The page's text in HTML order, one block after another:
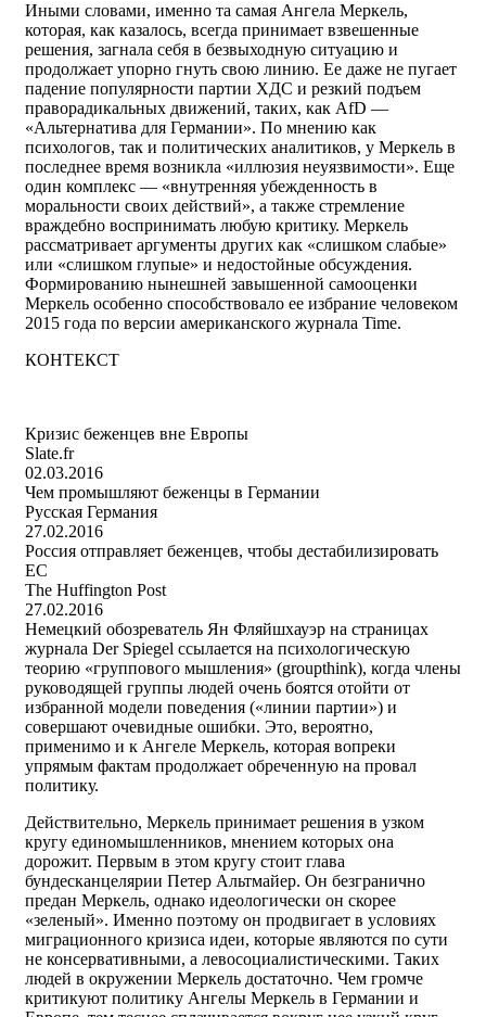
Иными словами, именно та самая Ангела Меркель,
которая, как казалось, всегда принимает взвешенные
решения, загнала себя в безвыходную ситуацию и
продолжает упорно гнуть свою линию. Ее даже не пугает
падение популярности партии ХДС и резкий подъем
праворадикальных движений, таких, как AfD —
«Альтернатива для Германии». По мнению как
психологов, так и политических аналитиков, у Меркель в
последнее время возникла «иллюзия неуязвимости». Еще
один комплекс — «внутренняя убежденность в
моральности своих действий», а также стремление
враждебно воспринимать любую критику. Меркель
рассматривает аргументы других как «слишком слабые»
или «слишком глупые» и недостойные обсуждения.
Формированию нынешней завышенной самооценки
Меркель особенно способствовало ее избрание человеком
2015 года по версии американского журнала Time.
КОНТЕКСТ
Кризис беженцев вне Европы
Slate.fr
02.03.2016
Чем промышляют беженцы в Германии
Русская Германия
27.02.2016
Россия отправляет беженцев, чтобы дестабилизировать
ЕС
The Huffington Post
27.02.2016
Немецкий обозреватель Ян Фляйшхауэр на страницах
журнала Der Spiegel ссылается на психологическую
теорию «группового мышления» (groupthink), когда члены
руководящей группы людей очень боятся отойти от
избранной модели поведения («линии партии») и
совершают очевидные ошибки. Это, вероятно,
применимо и к Ангеле Меркель, которая вопреки
упрямым фактам продолжает обреченную на провал
политику.
Действительно, Меркель принимает решения в узком
кругу единомышленников, мнением которых она
дорожит. Первым в этом кругу стоит глава
бундесканцелярии Петер Альтмайер. Он безгранично
предан Меркель, однако идеологически он скорее
«зеленый». Именно поэтому он продвигает в условиях
миграционного кризиса идеи, которые являются по сути
не консервативными, а левосоциалистическими. Таких
людей в окружении Меркель достаточно. Чем громче
критикуют политику Ангелы Меркель в Германии и